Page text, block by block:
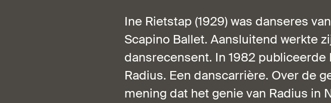
Ine Rietstap (1929) was danseres
Scapino Ballet. Aansluitend werkte
dansrecensent. In 1982
Radius. Een danscarrière. Over de
mening dat het genie van Radius in